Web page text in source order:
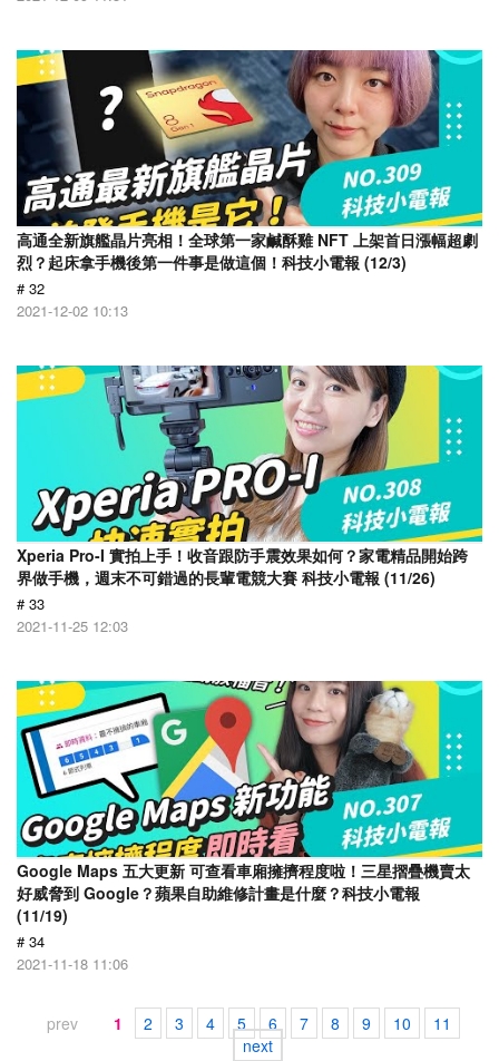
高通全新旗艦晶片亮相！全球第一家鹹酥雞 NFT 上架首日漲幅超劇
烈？起床拿手機後第一件事是做這個！科技小電報 (12/3)
# 32
2021-12-02 10:13
Xperia Pro-I 實拍上手！收音跟防手震效果如何？家電精品開始跨
界做手機，週末不可錯過的長輩電競大賽 科技小電報 (11/26)
# 33
2021-11-25 12:03
Google Maps 五大更新 可查看車廂擁擠程度啦！三星摺疊機賣太
好威脅到 Google？蘋果自助維修計畫是什麼？科技小電報
(11/19)
# 34
2021-11-18 11:06
prev 1 2 3 4 5 6 7 8 9 10
11
next